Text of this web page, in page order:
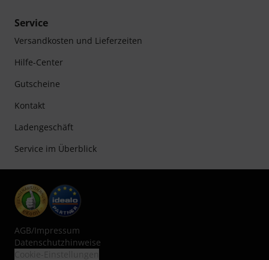
Service
Versandkosten und Lieferzeiten
Hilfe-Center
Gutscheine
Kontakt
Ladengeschäft
Service im Überblick
AGB/Impressum
Datenschutzhinweise